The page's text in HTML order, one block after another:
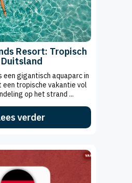
Resort: Tropisch
een gigantisch aquaparc in
een tropische vakantie vol
op het strand ...
verder